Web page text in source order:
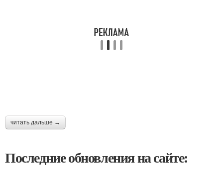
читать дальше →
Последние обновления на сайте: